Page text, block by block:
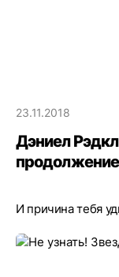
23.11.2018
Дэниел
И причина тебя